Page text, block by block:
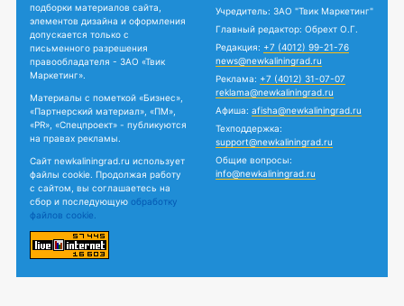
подборки материалов сайта,
элементов дизайна и оформления
допускается только с
письменного разрешения
правообладателя - ЗАО «Твик
Маркетинг».
Материалы с пометкой «Бизнес»,
«Партнерский материал», «ПМ»,
«PR», «Спецпроект» - публикуются
на правах рекламы.
Сайт newkaliningrad.ru использует
файлы cookie. Продолжая работу
с сайтом, вы соглашаетесь на
сбор и последующую обработку
файлов cookie.
Учредитель: ЗАО "Твик Маркетинг"
Главный редактор: Обрехт О.Г.
Редакция: +7 (4012) 99-21-76
news@newkaliningrad.ru
Реклама: +7 (4012) 31-07-07
reklama@newkaliningrad.ru
Афиша: afisha@newkaliningrad.ru
Техподдержка:
support@newkaliningrad.ru
Общие вопросы:
info@newkaliningrad.ru